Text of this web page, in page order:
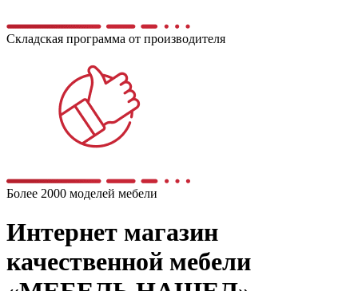
Складская программа от производителя
Более 2000 моделей мебели
Интернет магазин
качественной мебели